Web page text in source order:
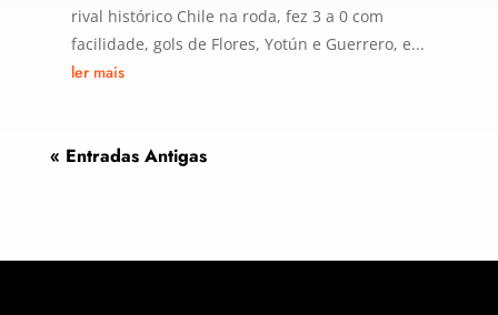
rival histórico Chile na roda, fez 3 a 0 com
facilidade, gols de Flores, Yotún e Guerrero, e...
ler mais
« Entradas Antigas